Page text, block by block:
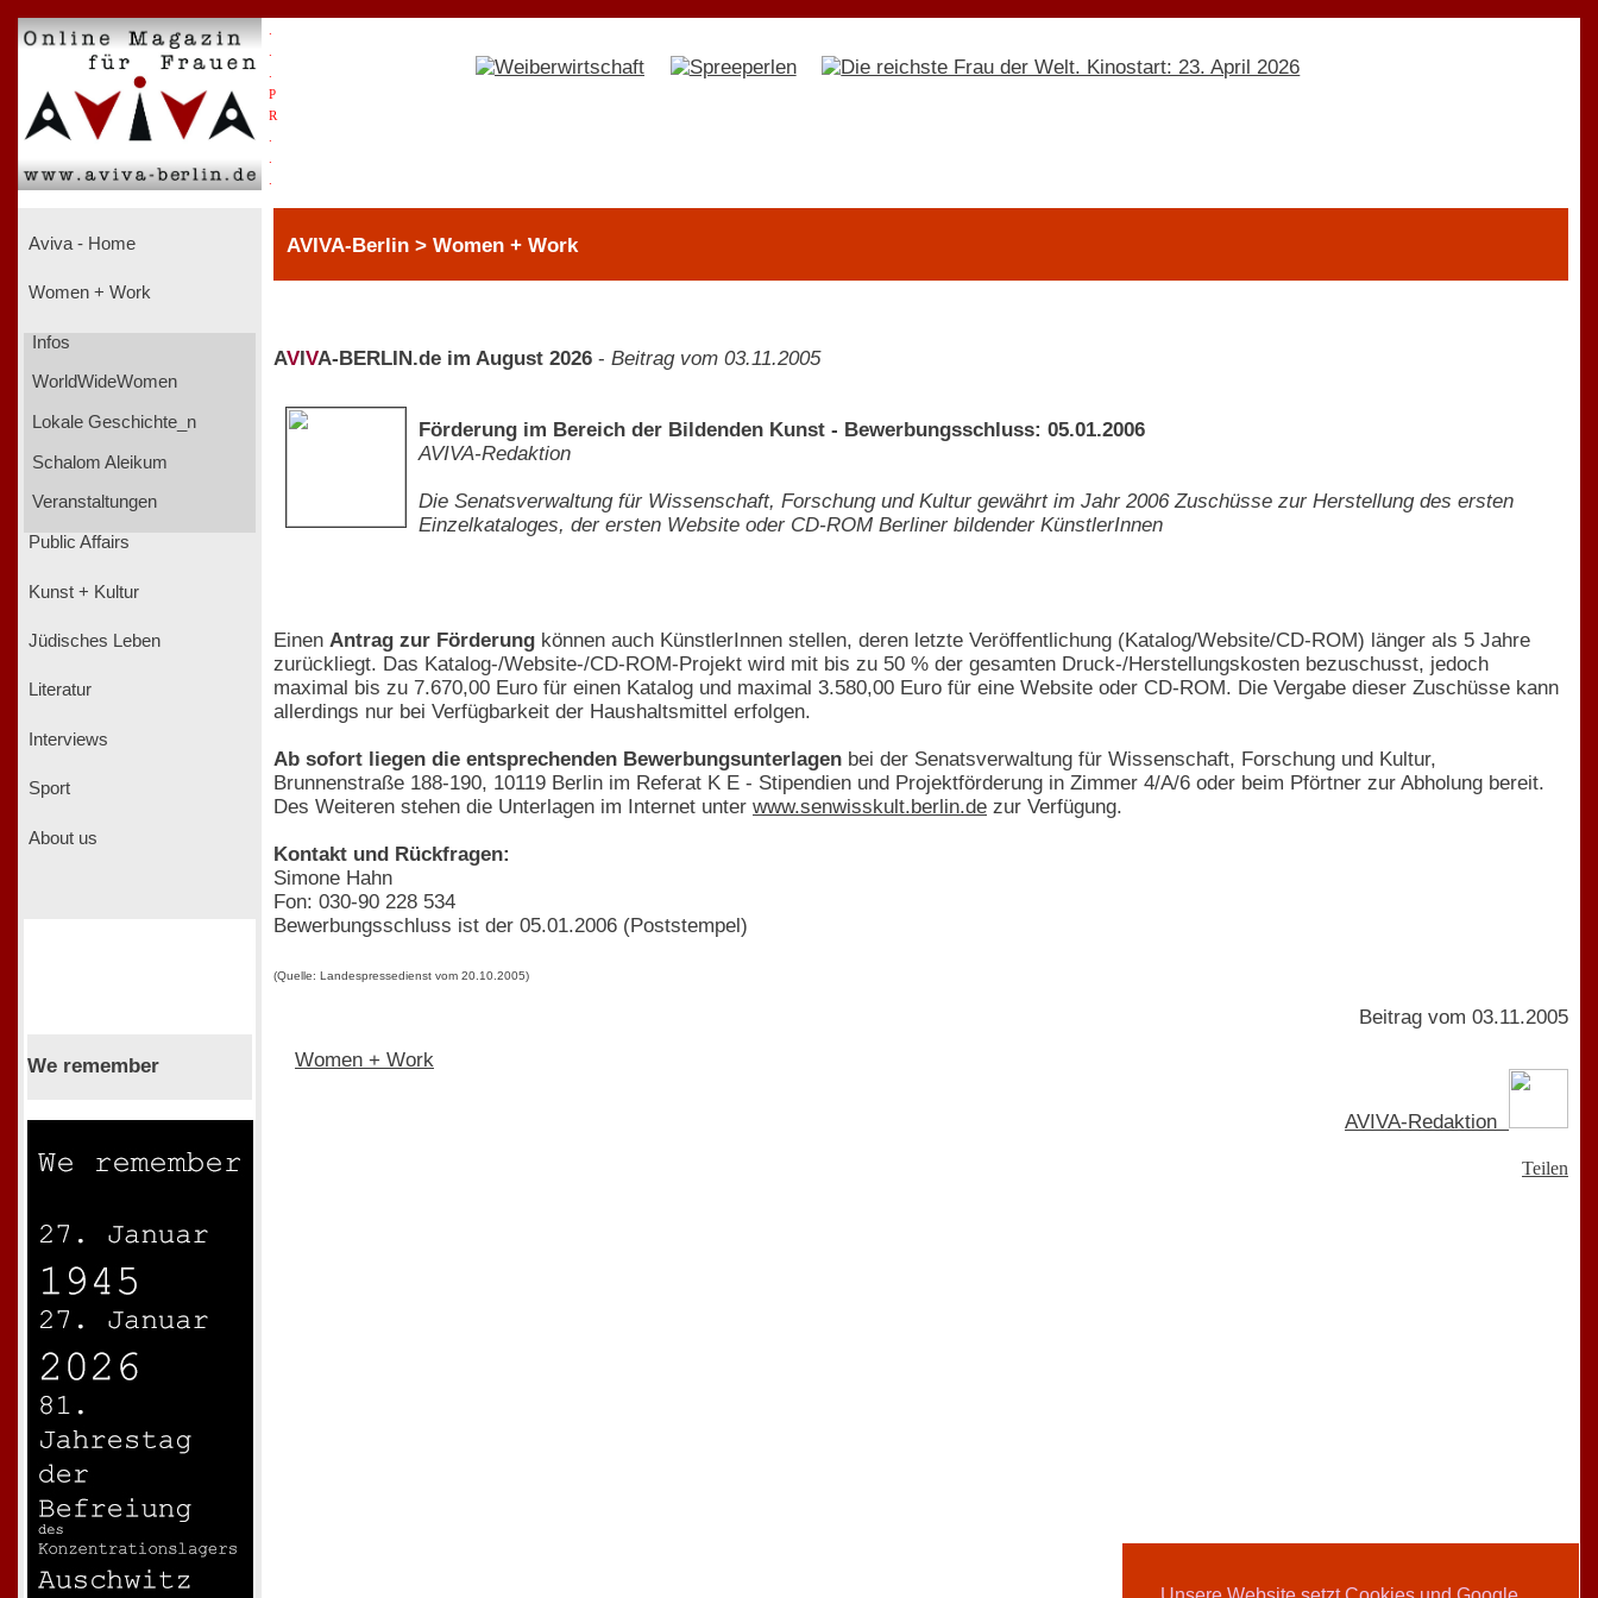
P
R
Aviva - Home
Women + Work
Infos
WorldWideWomen
Lokale Geschichte_n
Schalom Aleikum
Veranstaltungen
Public Affairs
Kunst + Kultur
Jüdisches Leben
Literatur
Interviews
Sport
About us
We remember
AVIVA-Berlin > Women + Work
AV VA-BERLIN.de im August 2026 - Beitrag vom 03.11.2005
Förderung im Bereich der Bildenden Kunst - Bewerbungsschluss: 05.01.2006
AVIVA-Redaktion
Die Senatsverwaltung für Wissenschaft, Forschung und Kultur gewährt im Jahr 2006 Zuschüsse zur Herstellung des ersten
Einzelkataloges, der ersten Website oder CD-ROM Berliner bildender KünstlerInnen
Einen Antrag zur Förderung können auch KünstlerInnen stellen, deren letzte Veröffentlichung (Katalog/Website/CD-ROM) länger als 5 Jahre
zurückliegt. Das Katalog-/Website-/CD-ROM-Projekt wird mit bis zu 50 % der gesamten Druck-/Herstellungskosten bezuschusst, jedoch
maximal bis zu 7.670,00 Euro für einen Katalog und maximal 3.580,00 Euro für eine Website oder CD-ROM. Die Vergabe dieser Zuschüsse kann
allerdings nur bei Verfügbarkeit der Haushaltsmittel erfolgen.
Ab sofort liegen die entsprechenden Bewerbungsunterlagen bei der Senatsverwaltung für Wissenschaft, Forschung und Kultur,
Brunnenstraße 188-190, 10119 Berlin im Referat K E - Stipendien und Projektförderung in Zimmer 4/A/6 oder beim Pförtner zur Abholung bereit.
Des Weiteren stehen die Unterlagen im Internet unter www.senwisskult.berlin.de zur Verfügung.
Kontakt und Rückfragen:
Simone Hahn
Fon: 030-90 228 534
Bewerbungsschluss ist der 05.01.2006 (Poststempel)
(Quelle: Landespressedienst vom 20.10.2005)
Women + Work
Beitrag vom 03.11.2005
AVIVA-Redaktion
Teilen